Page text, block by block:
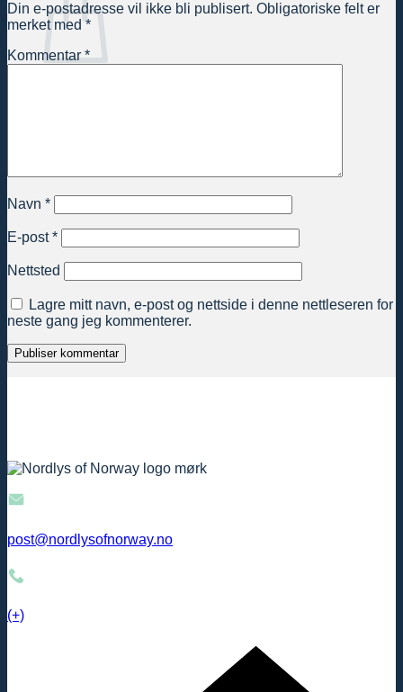
Din e-postadresse vil ikke bli publisert. Obligatoriske felt er
merket med *
Kommentar *
Navn *
E-post*
Nettsted
Lagre mitt navn, e-post og nettside i denne nettleseren for
neste gang jeg kommenterer.
post@nordlysofnorway.no
(+)